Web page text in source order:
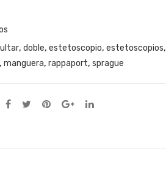
, doble, estetoscopio, estetoscopios,
, manguera, rappaport, sprague